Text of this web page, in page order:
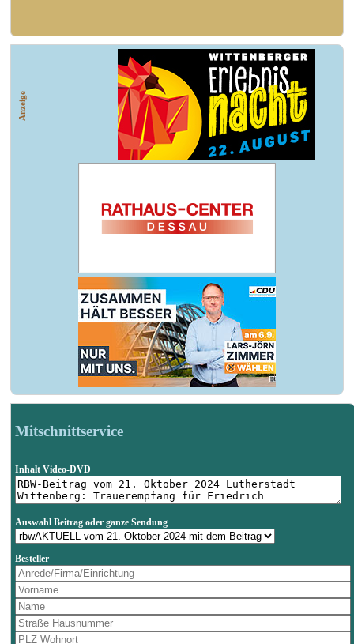
+++ Fußball Oberliga Süd 1. Spieltag: SG Union Sandersdorf - VfB 1921 Krieschow,
Mitschnittservice
Inhalt Video-DVD
Auswahl Beitrag oder ganze Sendung
Besteller
Anzeige